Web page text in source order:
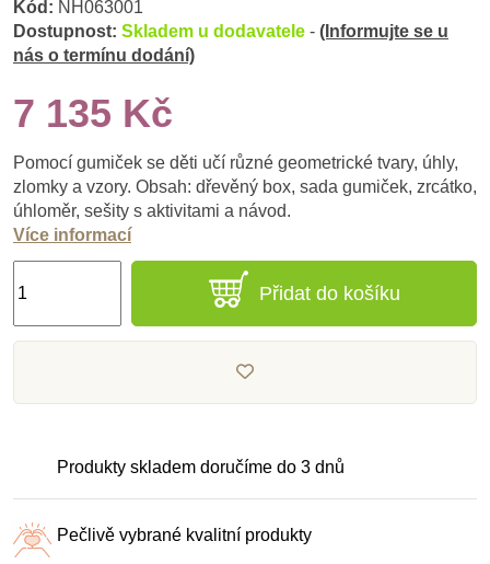
Kód: NH063001
Dostupnost: Skladem u dodavatele - (Informujte se u
nás o termínu dodání)
7 135 Kč
Pomocí gumiček se děti učí různé geometrické tvary, úhly,
zlomky a vzory. Obsah: dřevěný box, sada gumiček, zrcátko,
úhloměr, sešity s aktivitami a návod.
Více informací
Přidat do košíku
Produkty skladem doručíme do 3 dnů
Pečlivě vybrané kvalitní produkty